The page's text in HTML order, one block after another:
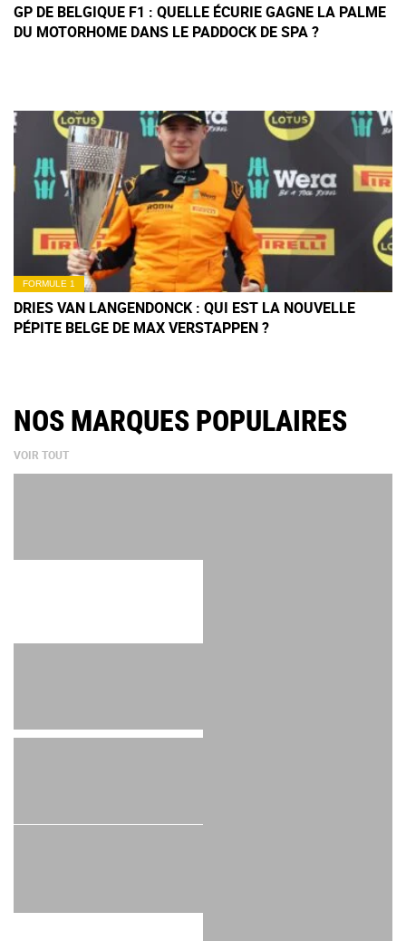
GP DE BELGIQUE F1 : QUELLE ÉCURIE GAGNE LA PALME
DU MOTORHOME DANS LE PADDOCK DE SPA ?
FORMULE 1
DRIES VAN LANGENDONCK : QUI EST LA NOUVELLE
PÉPITE BELGE DE MAX VERSTAPPEN ?
NOS MARQUES POPULAIRES
VOIR TOUT